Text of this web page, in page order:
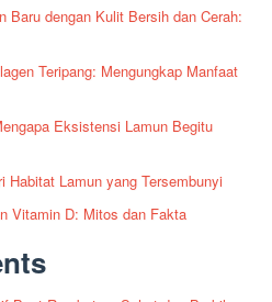
Baru dengan Kulit Bersih dan Cerah:
Teripang: Mengungkap Manfaat
Eksistensi Lamun Begitu
Habitat Lamun yang Tersembunyi
Vitamin D: Mitos dan Fakta